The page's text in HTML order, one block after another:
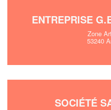
ENTREPRISE
Zone
53240
SOCIÉTÉ